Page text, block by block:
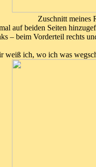
Zuschnitt meines
auf beiden Seiten
– beim Vorderteil rechts
weiß ich, wo ich was